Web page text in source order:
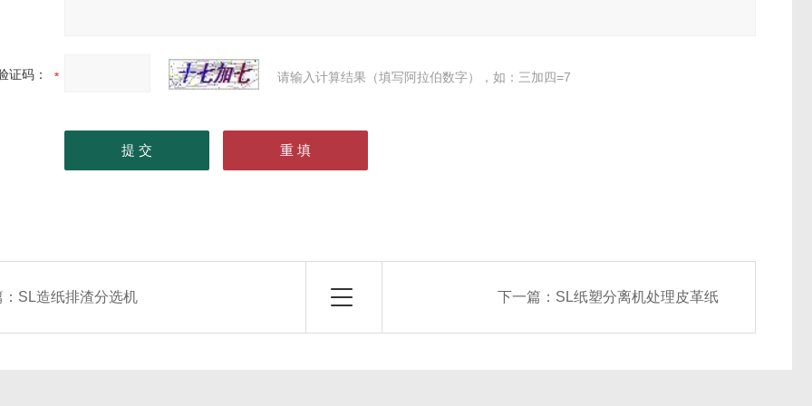
证码： 请输入计算结果（填写阿拉伯数字），如：三加四=7
SL造纸排渣分选机 下一篇： SL纸塑分离机处理皮革纸